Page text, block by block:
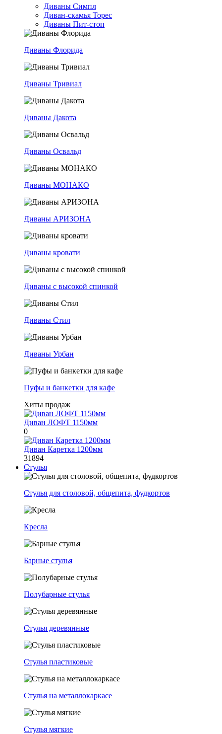
Диваны Симпл
Диван-скамья Торес
Диваны Пит-стоп
Диваны Флорида
Диваны Тривиал
Диваны Дакота
Диваны Освальд
Диваны МОНАКО
Диваны АРИЗОНА
Диваны кровати
Диваны с высокой спинкой
Диваны Стил
Диваны Урбан
Пуфы и банкетки для кафе
Хиты продаж
Диван ЛОФТ 1150мм
0
Диван Каретка 1200мм
31894
Стулья
Стулья для столовой, общепита, фудкортов
Кресла
Барные стулья
Полубарные стулья
Стулья деревянные
Стулья пластиковые
Стулья на металлокаркасе
Стулья мягкие